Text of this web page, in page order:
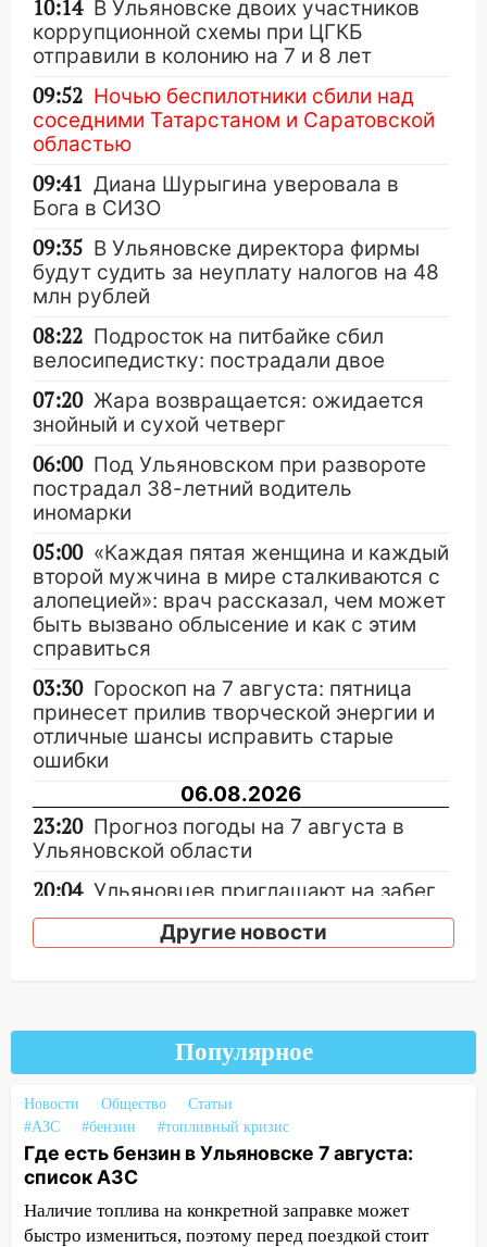
10:14 В Ульяновске двоих участников
коррупционной схемы при ЦГКБ
отправили в колонию на 7 и 8 лет
09:52 Ночью беспилотники сбили над
соседними Татарстаном и Саратовской
областью
09:41 Диана Шурыгина уверовала в
Бога в СИЗО
09:35 В Ульяновске директора фирмы
будут судить за неуплату налогов на 48
млн рублей
08:22 Подросток на питбайке сбил
велосипедистку: пострадали двое
07:20 Жара возвращается: ожидается
знойный и сухой четверг
06:00 Под Ульяновском при развороте
пострадал 38-летний водитель
иномарки
05:00 «Каждая пятая женщина и каждый
второй мужчина в мире сталкиваются с
алопецией»: врач рассказал, чем может
быть вызвано облысение и как с этим
справиться
03:30 Гороскоп на 7 августа: пятница
принесет прилив творческой энергии и
отличные шансы исправить старые
ошибки
06.08.2026
23:20 Прогноз погоды на 7 августа в
Ульяновской области
20:04 Ульяновцев приглашают на забег,
посвящённый Дню воздушного флота
России
наказали за сокрытие прошлого своего
баскетбола!
17:08 Ульяновский областной суд
оставил в силе приговор руководству
«УльяновскФармации» за махинации на
3,2 млн рублей
Другие новости
Популярное
Новости Общество
Статьи
#АЗС
#бензин #топливный кризис
Где есть бензин в Ульяновске 7 августа:
список АЗС
Наличие топлива на конкретной заправке может
быстро измениться, поэтому перед поездкой стоит